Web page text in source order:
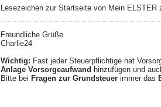
Lesezeichen zur Startseite von Mein
Freundliche Grüße
Charlie24
Wichtig: Fast jeder Steuerpflichtige hat
Anlage Vorsorgeaufwand hinzufügen und
Bitte bei Fragen zur Grundsteuer immer das